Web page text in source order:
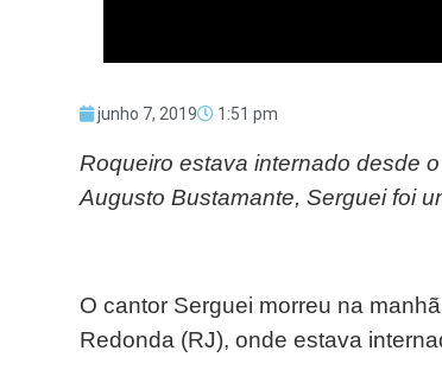
junho 7, 2019 1:51 pm
Roqueiro estava internado desde
Augusto Bustamante, Serguei foi
O cantor Serguei morreu na
Redonda (RJ), onde estava